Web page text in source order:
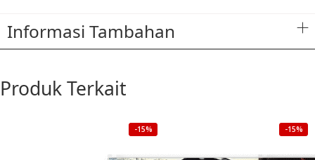
Informasi Tambahan
Produk Terkait
-15% -15%